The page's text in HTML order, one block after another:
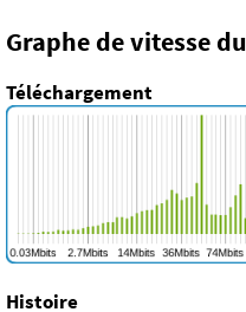
Graphe de vitesse
Téléchargement
Histoire